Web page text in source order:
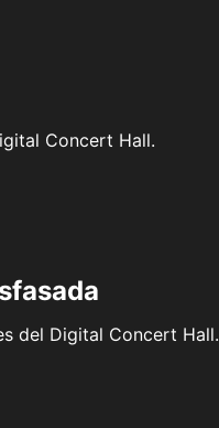
Concert Hall.
del Digital Concert Hall.